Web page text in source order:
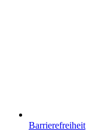
Barrierefreiheit